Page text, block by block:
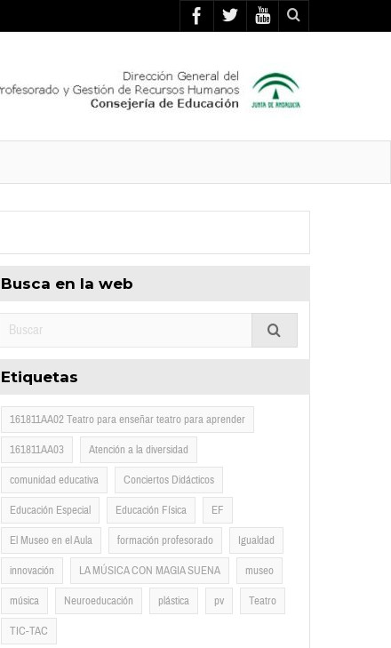
Busca en la web
Etiquetas
161811AA02 Teatro para enseñar teatro para aprender
161811AA03 Atención a la diversidad
comunidad educativa Conciertos Didácticos
Educación Especial Educación Física EF
El Museo en el Aula formación profesorado Igualdad
innovación LA MÚSICA CON MAGIA SUENA museo
música Neuroeducación plástica pv Teatro
TIC-TAC